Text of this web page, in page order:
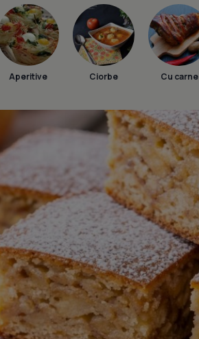
Aperitive Ciorbe Cu carne